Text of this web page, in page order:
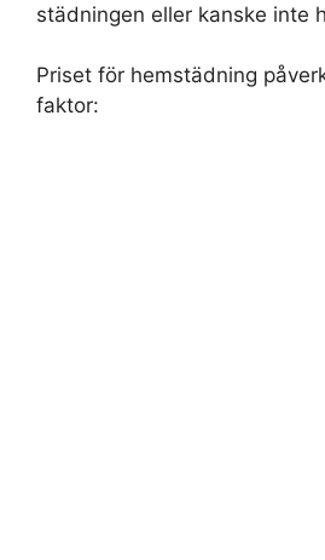
städningen eller kanske inte
Priset för hemstädning
faktor: